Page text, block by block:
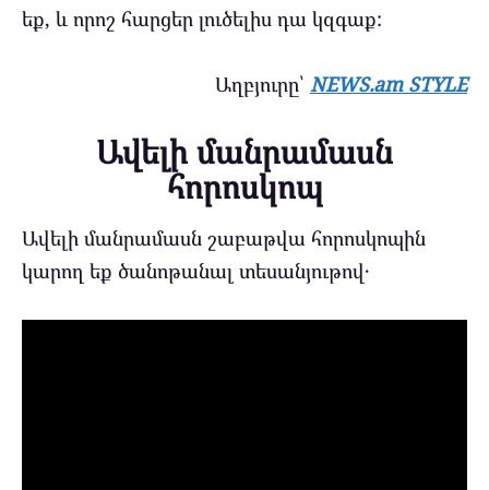
եք, և որոշ հարցեր լուծելիս դա կզգաք:
Աղբյուրը՝ NEWS.am STYLE
Ավելի մանրամասն
հորոսկոպ
Ավելի մանրամասն շաբաթվա հորոսկոպին
կարող եք ծանոթանալ տեսանյութով․